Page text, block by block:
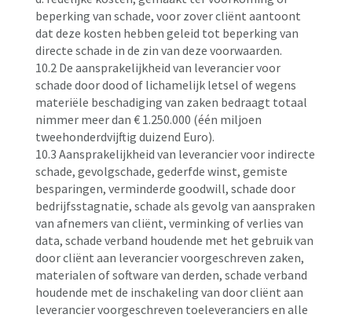
beperking van schade, voor zover cliënt aantoont
dat deze kosten hebben geleid tot beperking van
directe schade in de zin van deze voorwaarden.
10.2 De aansprakelijkheid van leverancier voor
schade door dood of lichamelijk letsel of wegens
materiële beschadiging van zaken bedraagt totaal
nimmer meer dan € 1.250.000 (één miljoen
tweehonderdvijftig duizend Euro).
10.3 Aansprakelijkheid van leverancier voor indirecte
schade, gevolgschade, gederfde winst, gemiste
besparingen, verminderde goodwill, schade door
bedrijfsstagnatie, schade als gevolg van aanspraken
van afnemers van cliënt, verminking of verlies van
data, schade verband houdende met het gebruik van
door cliënt aan leverancier voorgeschreven zaken,
materialen of software van derden, schade verband
houdende met de inschakeling van door cliënt aan
leverancier voorgeschreven toeleveranciers en alle